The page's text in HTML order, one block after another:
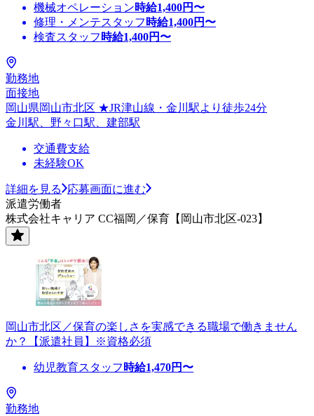
機械オペレーション時給1,400円〜
修理・メンテスタッフ 時給1,400円〜
検査スタッフ 時給1,400円〜
勤務地
面接地
岡山県岡山市北区 ★JR津山線・金川駅より徒歩24分
金川駅、野々口駅、建部駅
交通費支給
未経験OK
詳細を見る
応募画面に進む
派遣労働者
株式会社キャリア CC福岡／保育【岡山市北区-023】
岡山市北区／保育の楽しさを実感できる職場で働きません
か？【派遣社員】※資格必須
幼児教育スタッフ 時給1,470円〜
勤務地